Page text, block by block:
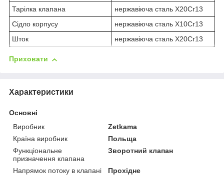
Тарілка клапана
нержавіюча сталь X20Cr13
Сідло корпусу
нержавіюча сталь X10Cr13
Шток
нержавіюча сталь X20Cr13
Приховати
Характеристики
Основні
Виробник
Zetkama
Країна виробник
Польща
Функціональне
призначення клапана
Зворотний клапан
Напрямок потоку в клапані
Прохідне